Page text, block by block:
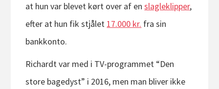
at hun var blevet kørt over af enslagleklipper,
efter at hun fik stjålet 17.000 kr. fra sin
bankkonto.
Richardt var med i TV-programmet “Den
store bagedyst” i 2016, men man bliver ikke